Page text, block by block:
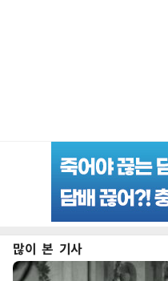
많이 본 기사